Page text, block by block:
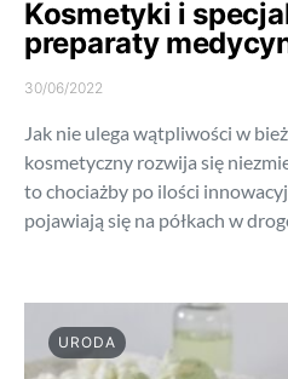
Kosmetyki i
preparaty
30/06/2022
Jak nie ulega wątpliwości w
kosmetyczny rozwija się
to chociażby po ilości
pojawiają się na półkach w
URODA